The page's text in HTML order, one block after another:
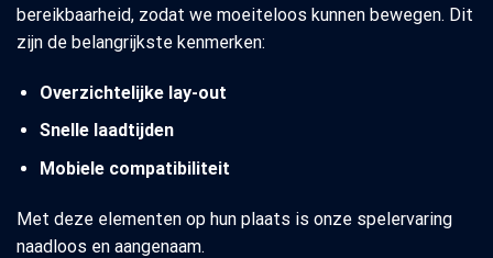
bereikbaarheid, zodat we moeiteloos kunnen bewegen. Dit
zijn de belangrijkste kenmerken:
Overzichtelijke lay-out
Snelle laadtijden
Mobiele compatibiliteit
Met deze elementen op hun plaats is onze spelervaring
naadloos en aangenaam.